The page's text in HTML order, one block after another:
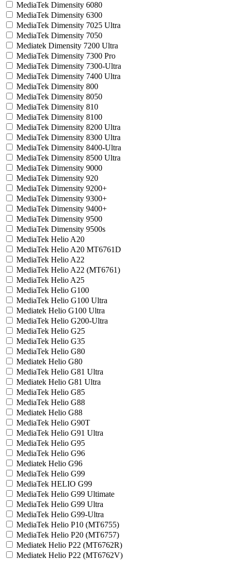
MediaTek Dimensity 6080
MediaTek Dimensity 6300
MediaTek Dimensity 7025 Ultra
MediaTek Dimensity 7050
Mediatek Dimensity 7200 Ultra
MediaTek Dimensity 7300 Pro
MediaTek Dimensity 7300-Ultra
MediaTek Dimensity 7400 Ultra
MediaTek Dimensity 800
MediaTek Dimensity 8050
MediaTek Dimensity 810
MediaTek Dimensity 8100
MediaTek Dimensity 8200 Ultra
MediaTek Dimensity 8300 Ultra
MediaTek Dimensity 8400-Ultra
MediaTek Dimensity 8500 Ultra
MediaTek Dimensity 9000
MediaTek Dimensity 920
MediaTek Dimensity 9200+
MediaTek Dimensity 9300+
MediaTek Dimensity 9400+
MediaTek Dimensity 9500
MediaTek Dimensity 9500s
MediaTek Helio A20
MediaTek Helio A20 MT6761D
MediaTek Helio A22
MediaTek Helio A22 (MT6761)
MediaTek Helio A25
MediaTek Helio G100
MediaTek Helio G100 Ultra
Mediatek Helio G100 Ultra
MediaTek Helio G200-Ultra
MediaTek Helio G25
MediaTek Helio G35
MediaTek Helio G80
Mediatek Helio G80
MediaTek Helio G81 Ultra
Mediatek Helio G81 Ultra
MediaTek Helio G85
MediaTek Helio G88
Mediatek Helio G88
MediaTek Helio G90T
MediaTek Helio G91 Ultra
MediaTek Helio G95
MediaTek Helio G96
Mediatek Helio G96
MediaTek Helio G99
MediaTek HELIO G99
MediaTek Helio G99 Ultimate
MediaTek Helio G99 Ultra
MediaTek Helio G99-Ultra
MediaTek Helio P10 (MT6755)
MediaTek Helio P20 (MT6757)
Mediatek Helio P22 (MT6762R)
Mediatek Helio P22 (MT6762V)